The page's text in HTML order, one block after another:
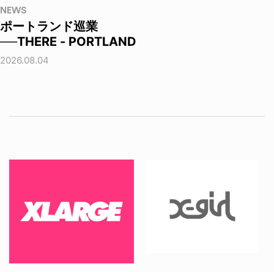
NEWS
ポートランド巡業
──THERE - PORTLAND
2026.08.04